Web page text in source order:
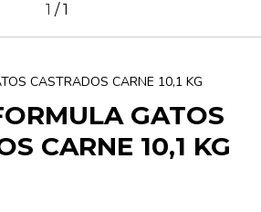
1 /1
CASTRADOS CARNE 10,1 KG
GATOS
CARNE 10,1 KG